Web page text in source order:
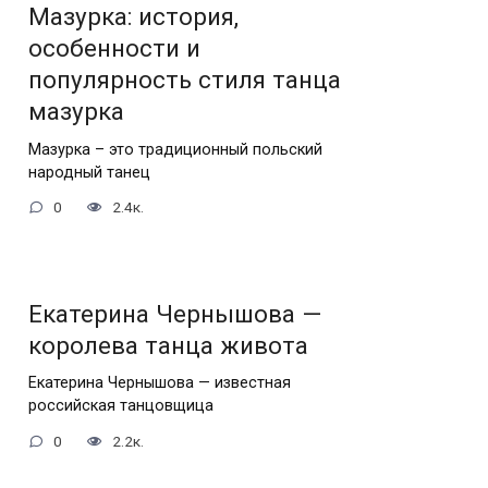
Мазурка: история,
особенности и
популярность стиля танца
мазурка
Мазурка – это традиционный польский
народный танец
0 2.4к.
Екатерина Чернышова —
королева танца живота
Екатерина Чернышова — известная
российская танцовщица
0 2.2к.